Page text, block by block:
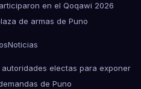
en el Qoqawi 2026
de armas de Puno
Noticias
electas para exponer
de Puno